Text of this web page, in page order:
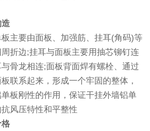
主要由面板、加强筋、挂耳(角码)等
折边;挂耳与面板主要用抽芯铆钉连
骨龙相连;面板背面焊有螺栓、通过
联系起来，形成一个牢固的整体，
板刚性的作用，保证干挂外墙铝单
风压特性和平整性